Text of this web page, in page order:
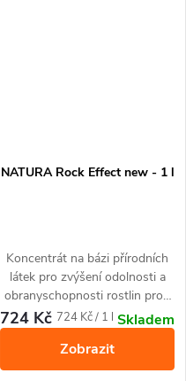
NATURA Rock Effect new - 1 l
Koncentrát na bázi přírodních
látek pro zvýšení odolnosti a
obranyschopnosti rostlin proti
škůdcům (mšice, molice,
svilušky, třásněnky, puklice i
vlnatky) a všem druhům padlí.
724 Kč Měrná
724 Kč / 1 l Skladem
Zobrazit